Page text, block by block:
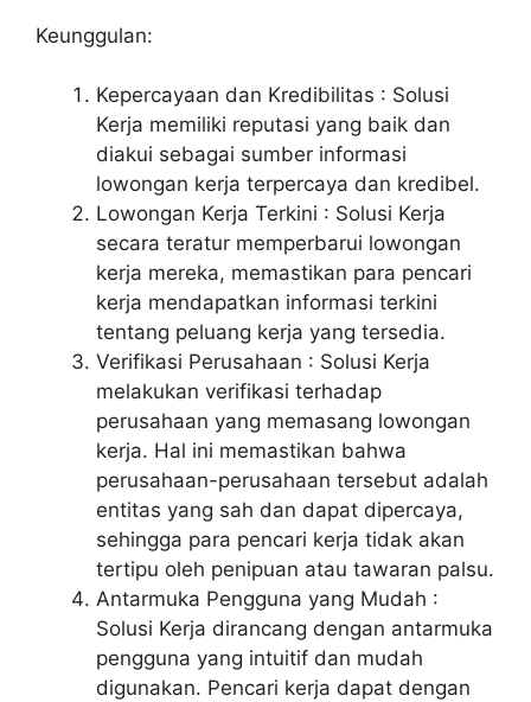
Keunggulan:
Kepercayaan dan Kredibilitas : Solusi
Kerja memiliki reputasi yang baik dan
diakui sebagai sumber informasi
lowongan kerja terpercaya dan kredibel.
Lowongan Kerja Terkini : Solusi Kerja
secara teratur memperbarui lowongan
kerja mereka, memastikan para pencari
kerja mendapatkan informasi terkini
tentang peluang kerja yang tersedia.
Verifikasi Perusahaan : Solusi Kerja
melakukan verifikasi terhadap
perusahaan yang memasang lowongan
kerja. Hal ini memastikan bahwa
perusahaan-perusahaan tersebut adalah
entitas yang sah dan dapat dipercaya,
sehingga para pencari kerja tidak akan
tertipu oleh penipuan atau tawaran palsu.
Antarmuka Pengguna yang Mudah :
Solusi Kerja dirancang dengan antarmuka
pengguna yang intuitif dan mudah
digunakan. Pencari kerja dapat dengan